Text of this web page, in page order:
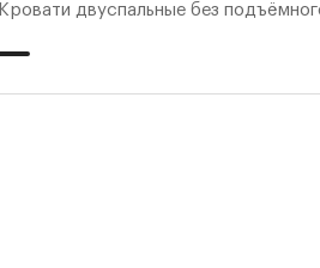
Кровати двуспальные без